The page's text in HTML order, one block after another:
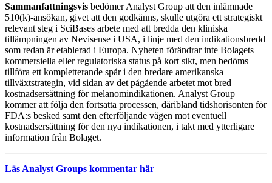
Sammanfattningsvis bedömer Analyst Group att den inlämnade
510(k)-ansökan, givet att den godkänns, skulle utgöra ett strategiskt
relevant steg i SciBases arbete med att bredda den kliniska
tillämpningen av Nevisense i USA, i linje med den indikationsbredd
som redan är etablerad i Europa. Nyheten förändrar inte Bolagets
kommersiella eller regulatoriska status på kort sikt, men bedöms
tillföra ett kompletterande spår i den bredare amerikanska
tillväxtstrategin, vid sidan av det pågående arbetet mot bred
kostnadsersättning för melanomindikationen. Analyst Group
kommer att följa den fortsatta processen, däribland tidshorisonten för
FDA:s besked samt den efterföljande vägen mot eventuell
kostnadsersättning för den nya indikationen, i takt med ytterligare
information från Bolaget.
Läs Analyst Groups kommentar här